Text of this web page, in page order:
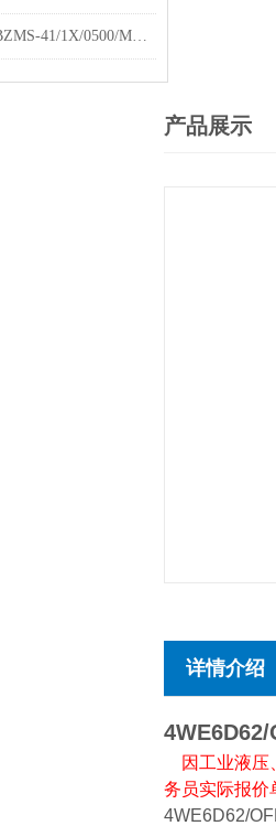
原装出售力士乐ABZMS-41/1X/0500/M2液位开关
产品展示
详情介绍
因工业液
务员实际报价
4WE6D62/